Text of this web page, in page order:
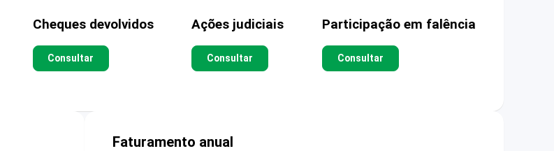
Cheques devolvidos
Consultar
Ações judiciais
Consultar
Participação em falência
Consultar
Faturamento anual